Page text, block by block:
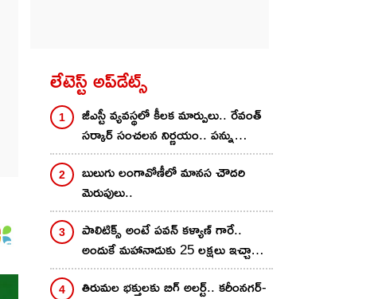
లేటెస్ట్ అప్‌డేట్స్
జీఎస్టీ వ్యవస్థలో కీలక మార్పులు.. రేవంత్
సర్కార్ సంచలన నిర్ణయం.. పన్ను
ఎగవేతదారులకు చెక్
బులుగు లంగావోణీలో మానస చౌదరి
మెరుపులు..
పాలిటిక్స్ అంటే పవన్ కళ్యాణ్ గారే..
అందుకే మహానాడుకు 25 లక్షలు ఇచ్చాను..
నాగవంశీ కామెంట్స్..
తిరుమల భక్తులకు బిగ్ అలర్ట్.. కరీంనగర్-